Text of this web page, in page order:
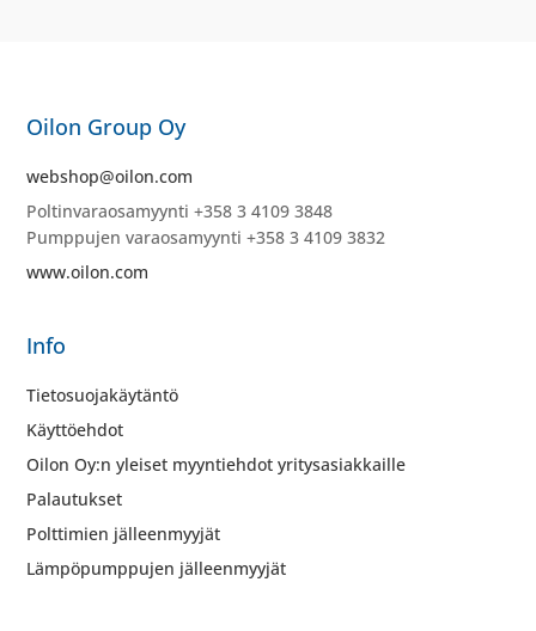
Oilon Group Oy
webshop@oilon.com
Poltinvaraosamyynti +358 3 4109 3848
Pumppujen varaosamyynti +358 3 4109 3832
www.oilon.com
Info
Tietosuojakäytäntö
Käyttöehdot
Oilon Oy:n yleiset myyntiehdot yritysasiakkaille
Palautukset
Polttimien jälleenmyyjät
Lämpöpumppujen jälleenmyyjät